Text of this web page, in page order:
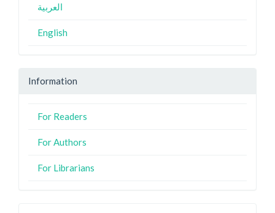
العربية
English
Information
For Readers
For Authors
For Librarians